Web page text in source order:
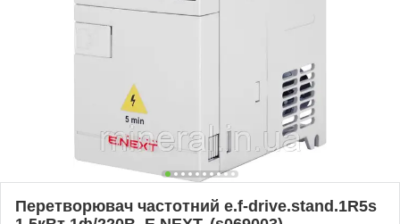
Перетворювач частотний e.f-drive.stand.1R5s